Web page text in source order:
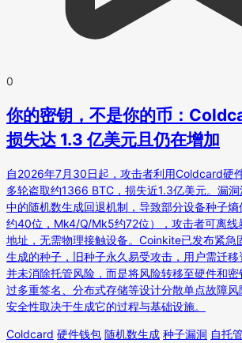
0
你的密钥，不是你的币：
损失达 1.3 亿美元且仍在增加
自2026年7月30日起，攻击者利用Coldcard硬
多轮盗取约1366 BTC，损失近1.3亿美元。漏
中的随机数生成回退机制，导致部分设备种子
约40位，Mk4/Q/Mk5约72位），攻击者可离线
地址，无需物理接触设备。Coinkite已发布紧急
生成的种子，旧种子永久易受攻击，用户需迁
并未消除托管风险，而是将风险转移至硬件和
过多重签名、分布式存储等设计分散单点故障
安全性取决于生成它的过程与基础设施。
Coldcard 硬件钱包 随机数生成 种子漏洞 自托管